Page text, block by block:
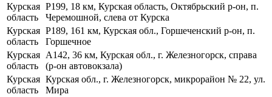
Курская
область
Р199, 18 км, Курская область, Октябрьский р-он, п.
Черемошной, слева от Курска
Курская
область
Р189, 161 км, Курская обл., Горшеченский р-он, п.
Горшечное
Курская
область
А142, 36 км, Курская обл., г. Железногорск, справа
(р-он автовокзала)
Курская
область
Курская обл., г. Железногорск, микрорайон № 22, ул.
Мира